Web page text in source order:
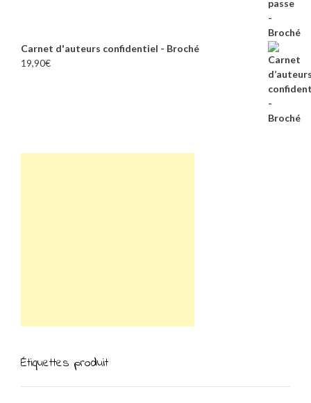
Carnet d'auteurs confidentiel - Broché
19,90€
Étiquettes produit